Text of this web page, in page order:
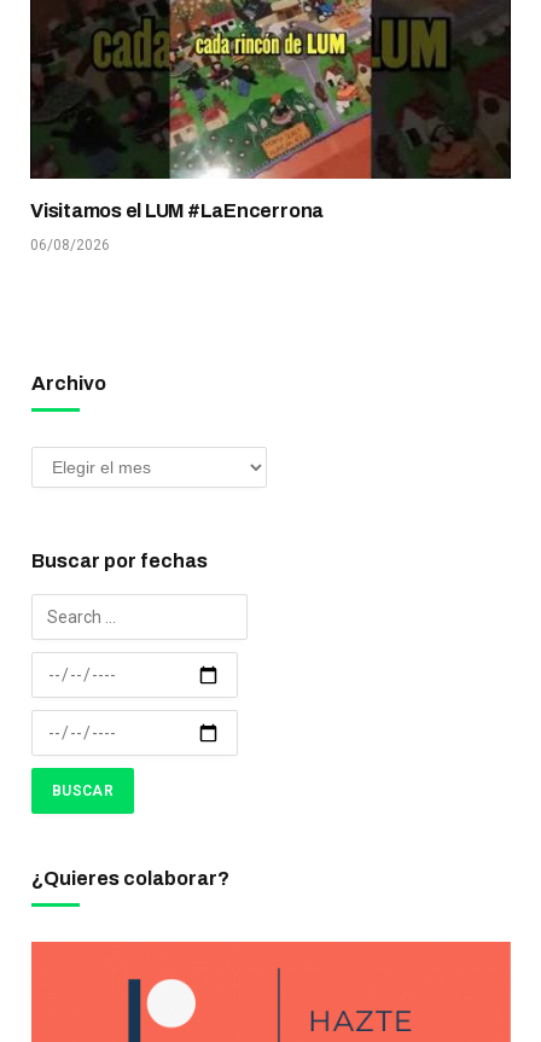
Visitamos el LUM #LaEncerrona
06/08/2026
Archivo
Buscar por fechas
¿Quieres colaborar?